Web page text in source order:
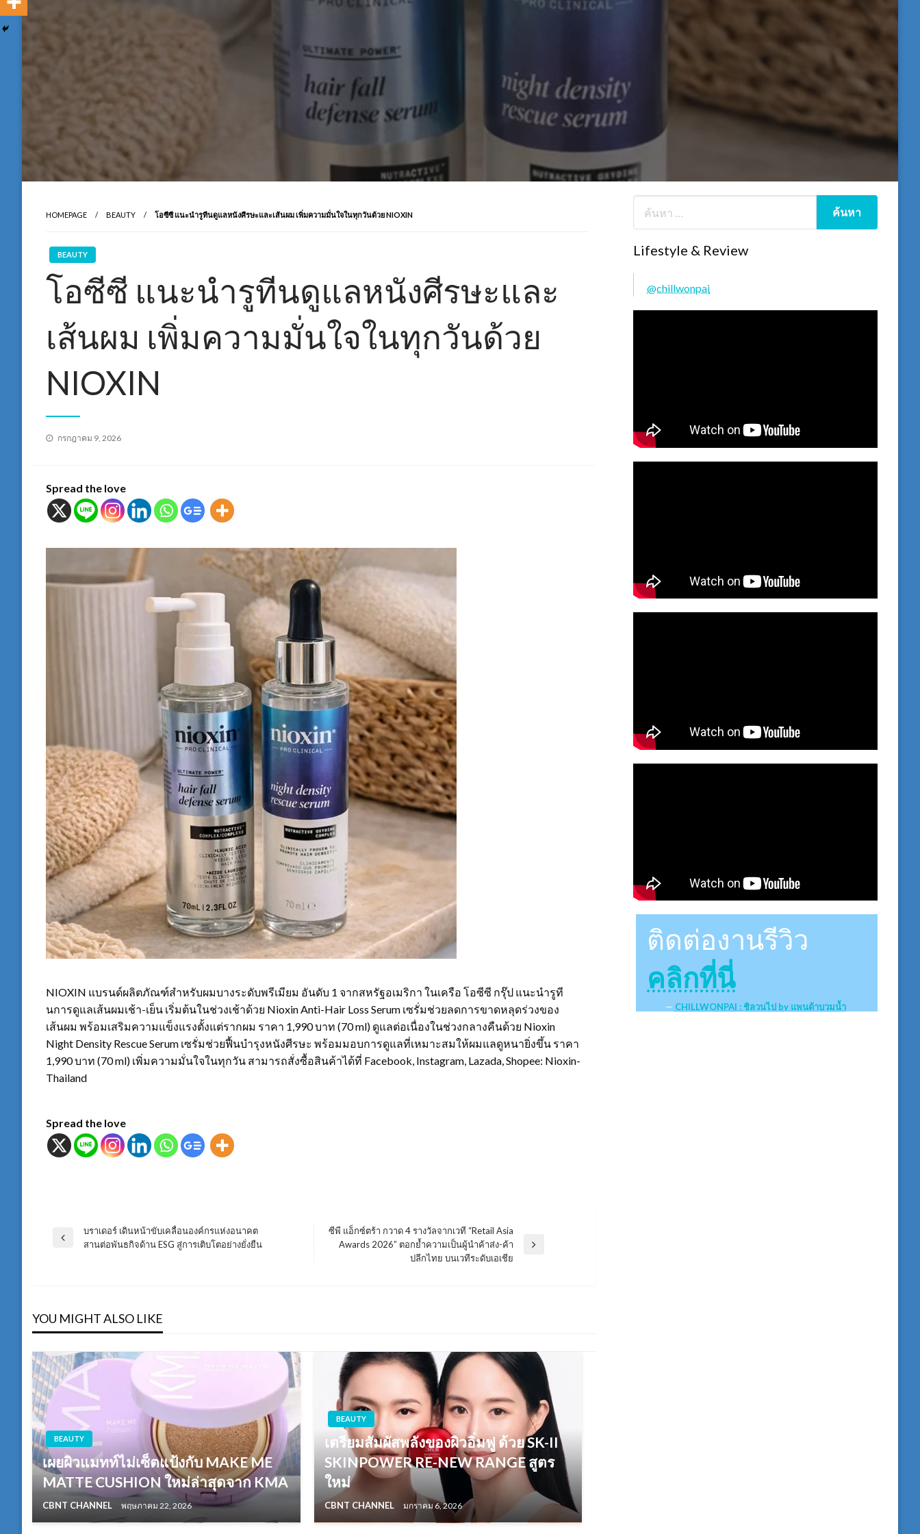
HOMEPAGE BEAUTY โอซีซี แนะนำรูทีนดูแลหนังศีรษะและเส้นผม เพิ่มความมั่นใจในทุกวันด้วย NIOXIN
BEAUTY
โอซีซี แนะนำรูทีนดูแลหนังศีรษะและ
เส้นผม เพิ่มความมั่นใจในทุกวันด้วย
NIOXIN
Posted
กรกฎาคม 9, 2026
Spread the love
NIOXIN แบรนด์ผลิตภัณฑ์สำหรับผมบางระดับพรีเมียม อันดับ 1 จากสหรัฐอเมริกา ในเครือ โอซีซี กรุ๊ป แนะนำรูที
นการดูแลเส้นผมเช้า-เย็น เริ่มต้นในช่วงเช้าด้วย Nioxin Anti-Hair Loss Serum เซรั่มช่วยลดการขาดหลุดร่วงของ
เส้นผม พร้อมเสริมความแข็งแรงตั้งแต่รากผม ราคา 1,990 บาท (70 ml) ดูแลต่อเนื่องในช่วงกลางคืนด้วย Nioxin
Night Density Rescue Serum เซรั่มช่วยฟื้นบำรุงหนังศีรษะ พร้อมมอบการดูแลที่เหมาะสมให้ผมแลดูหนายิ่งขึ้น ราคา
1,990 บาท (70 ml) เพิ่มความมั่นใจในทุกวัน สามารถสั่งซื้อสินค้าได้ที่ Facebook, Instagram, Lazada, Shopee: Nioxin-
Thailand
Spread the love
แนะแนว
Previous
บราเดอร์ เดินหน้าขับเคลื่อนองค์กรแห่งอนาคต
สานต่อพันธกิจด้าน ESG สู่การเติบโตอย่างยั่งยืน
Next
ซีพี แอ็กซ์ตร้า กวาด 4 รางวัลจากเวที “Retail Asia
Awards 2026” ตอกย้ำความเป็นผู้นำค้าส่ง-ค้า
ปลีกไทย บนเวทีระดับเอเชีย
YOU MIGHT ALSO LIKE
BEAUTY
เผยผิวแมทท์ไม่เซ็ตแป้งกับ MAKE ME
MATTE CUSHION ใหม่ล่าสุดจาก KMA
CBNT CHANNEL พฤษภาคม 22, 2026
BEAUTY
เตรียมสัมผัสพลังของผิวอิ่มฟู ด้วย SK-II
SKINPOWER RE-NEW RANGE สูตร
ใหม่
CBNT CHANNEL มกราคม 6, 2026
Lifestyle & Review
@chillwonpai
ติดต่องานรีวิว
คลิกที่นี่
CHILLWONPAI : ชิลวนไป by แพนด้าบวมน้ำ